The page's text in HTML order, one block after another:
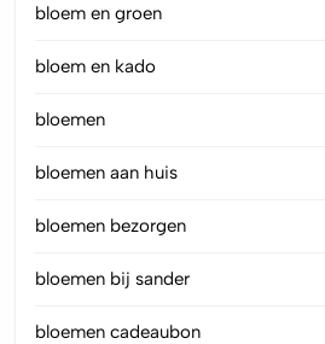
bloem en groen
bloem en kado
bloemen
bloemen aan huis
bloemen bezorgen
bloemen bij sander
bloemen cadeaubon